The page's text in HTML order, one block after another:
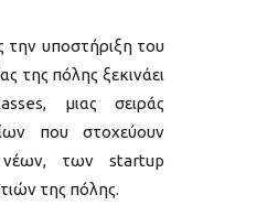
την υποστήριξη του
της πόλης ξεκινάει
μιας σειράς
που στοχεύουν
των startup
της πόλης.